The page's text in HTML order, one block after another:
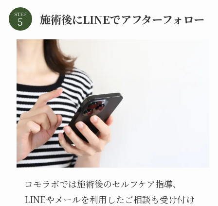
STEP 施術後にLINEでアフターフォロー
コモラボでは施術後のセルフケア指導、
LINEやメールを利用したご相談も受け付け